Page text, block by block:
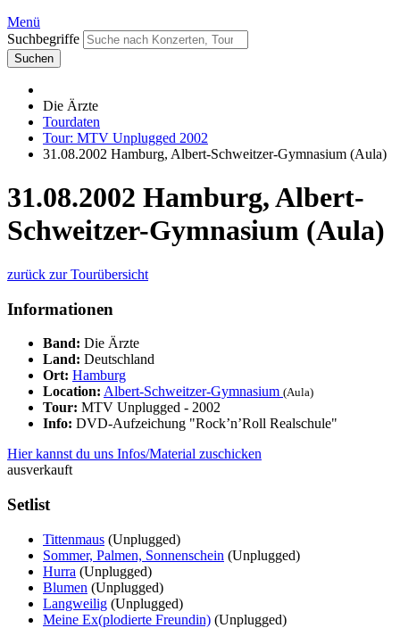
Menü
Suchbegriffe
Suchen
Die Ärzte
Tourdaten
Tour: MTV Unplugged 2002
31.08.2002 Hamburg, Albert-Schweitzer-Gymnasium (Aula)
31.08.2002 Hamburg, Albert-
Schweitzer-Gymnasium (Aula)
zurück zur Tourübersicht
Informationen
Band: Die Ärzte
Land: Deutschland
Ort: Hamburg
Location: Albert-Schweitzer-Gymnasium (Aula)
Tour: MTV Unplugged - 2002
Info: DVD-Aufzeichung "Rock’n’Roll Realschule"
Hier kannst du uns Infos/Material zuschicken
ausverkauft
Setlist
Tittenmaus (Unplugged)
Sommer, Palmen, Sonnenschein (Unplugged)
Hurra (Unplugged)
Blumen (Unplugged)
Langweilig (Unplugged)
Meine Ex(plodierte Freundin) (Unplugged)